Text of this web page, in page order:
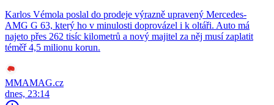
Karlos Vémola poslal do prodeje výrazně upravený Mercedes-
AMG G 63, který ho v minulosti doprovázel i k oltáři. Auto má
najeto přes 262 tisíc kilometrů a nový majitel za něj musí zaplatit
téměř 4,5 milionu korun.
MMAMAG.cz
dnes, 23:14